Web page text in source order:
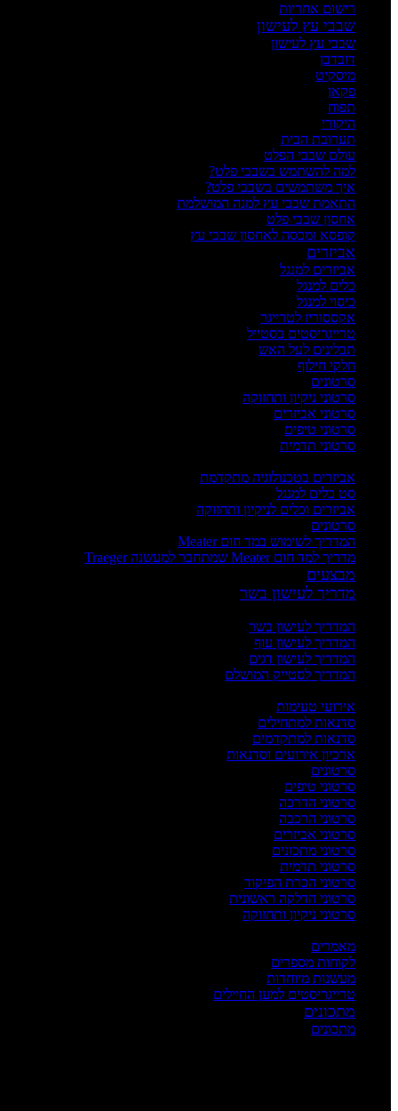
רישום אחריות
שבבי עץ לעישון
שבבי עץ לעישון
דובדבן
מיסקיט
פקאן
תפוח
היקורי
תערובת הבית
עולם שבבי הפלט
למה להשתמש בשבבי פלט?
איך משתמשים בשבבי פלט?
התאמת שבבי עץ למנה המושלמת
אחסון שבבי פלט
קופסא ומכסה לאחסון שבבי עץ
אביזרים
אביזרים למנגל
כלים למנגל
כיסוי למנגל
אקססוריז לטרייגר
טרייגריסטים בסטייל
תבלינים לעל האש
חלקי חילוף
סרטונים
סרטוני ניקיון ותחזוקה
סרטוני אביזרים
סרטוני טיפים
סרטוני תדמית
אביזרים בטכנולוגיה מתקדמת
סט כלים למנגל
אביזרים וכלים לניקיון ותחזוקה
סרטונים
המדריך לשימוש במד חום Meater
מדריך למד חום Meater שמתחבר למעשנה Traeger
מבצעים
מדריך לעישון בשר
המדריך לעישון בשר
המדריך לעישון עוף
המדריך לעישון דגים
המדריך לסטייק המושלם
אירועי טעימות
סדנאות למתחילים
סדנאות למתקדמים
ארכיון אירועים וסדנאות
סרטונים
סרטוני טיפים
סרטוני הדרכה
סרטוני הרכבה
סרטוני אביזרים
סרטוני מתכונים
סרטוני תדמית
סרטוני הכרת הפיקוד
סרטוני הדלקה ראשונית
סרטוני ניקיון ותחזוקה
מאמרים
לקוחות מספרים
מעשנות מיוחדות
טרייגריסטים למען החיילים
מתכונים
מתכונים